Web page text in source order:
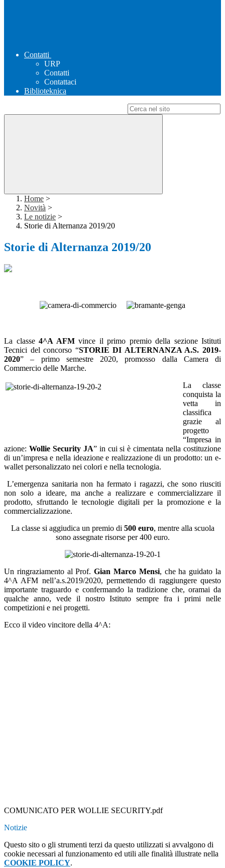
Contatti
URP
Contatti
Contattaci
Biblioteknica
Home >
Novità >
Le notizie >
Storie di Alternanza 2019/20
Storie di Alternanza 2019/20
La classe 4^A AFM vince il primo premio della sezione Istituti
Tecnici del concorso “STORIE DI ALTERNANZA A.S. 2019-
2020” – primo semestre 2020, promosso dalla Camera di
Commercio delle Marche.
La classe
conquista la
vetta in
classifica
grazie al
progetto
“Impresa in
azione: Wollie Security JA” in cui si è cimentata nella costituzione
di un’impresa e nella ideazione e realizzazione di un prodotto: un e-
wallet personalizzato nei colori e nella tecnologia.
L’emergenza sanitaria non ha fermato i ragazzi, che sono riusciti
non solo a ideare, ma anche a realizzare e commercializzare il
prodotto, sfruttando le tecnologie digitali per la promozione e la
commercializzazione.
La classe si aggiudica un premio di 500 euro, mentre alla scuola
sono assegnate risorse per 400 euro.
Un ringraziamento al Prof.Gian Marco Mensi, che ha guidato la
4^A AFM nell’a.s.2019/2020, permettendo di raggiungere questo
importante traguardo e confermando la tradizione che, oramai da
qualche anno, vede il nostro Istituto sempre fra i primi nelle
competizioni e nei progetti.
Ecco il video vincitore della 4^A:
COMUNICATO PER WOLLIE SECURITY.pdf
Notizie
Questo sito o gli strumenti terzi da questo utilizzati si avvalgono di
cookie necessari al funzionamento ed utili alle finalità illustrate nella
COOKIE POLICY.